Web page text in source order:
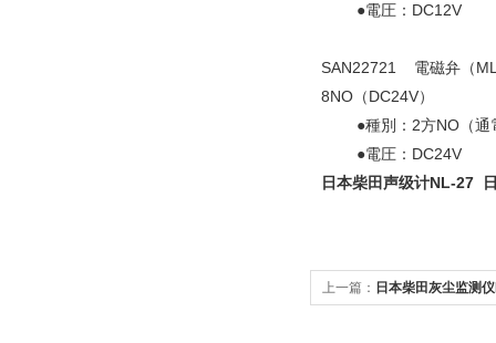
●電圧：DC12V
SAN22721 電磁弁（
8NO（DC24V）
●種別：2方NO（通
●電圧：DC24V
日本柴田声级计NL-27
上一篇： 日本柴田灰尘监测